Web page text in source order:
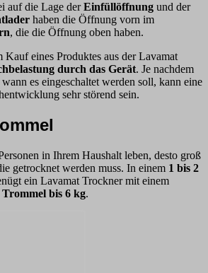
auf die Lage derEinfüllöffnung und der
haben die Öffnung vorn im
, die die Öffnung oben haben.
Kauf eines Produktes aus der Lavamat
durch das Gerät. Je nachdem
es eingeschaltet werden soll, kann eine
sehr störend sein.
in Ihrem Haushalt leben, desto groß
getrocknet werden muss. In einem 1 bis 2
ein Lavamat Trockner mit einem
Trommel bis 6 kg.